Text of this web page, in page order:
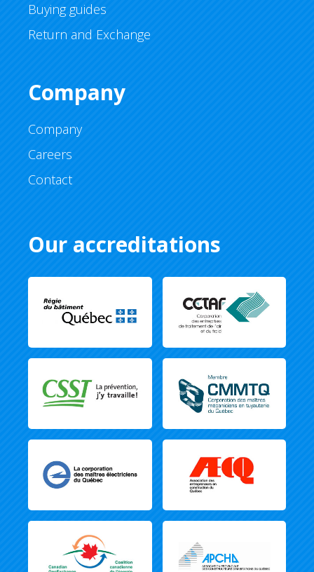
Buying guides
Return and Exchange
Company
Company
Careers
Contact
Our accreditations